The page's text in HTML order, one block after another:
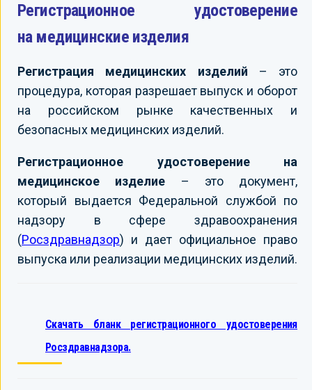
Регистрационное удостоверение
на медицинские изделия
Регистрация медицинских изделий – это
процедура, которая разрешает выпуск и оборот
на российском рынке качественных и
безопасных медицинских изделий.
Регистрационное удостоверение на
медицинское изделие – это документ,
который выдается Федеральной службой по
надзору в сфере здравоохранения
(Росздравнадзор) и дает официальное право
выпуска или реализации медицинских изделий.
Скачать бланк регистрационного удостоверения
Росздравнадзора.